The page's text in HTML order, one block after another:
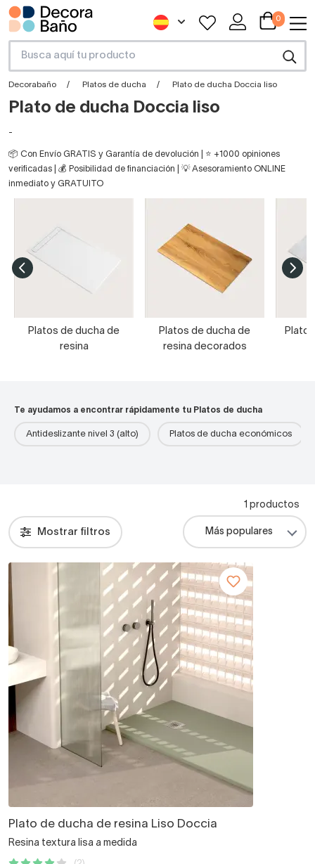
0
Decorabaño Platos de ducha Plato de ducha Doccia liso
Plato de ducha Doccia liso
-
📦 Con Envío GRATIS y Garantía de devolución | ⭐ +1000 opiniones
verificadas | 💰 Posibilidad de financiación | 💡 Asesoramiento ONLINE
inmediato y GRATUITO
Platos de ducha de
resina
Platos de ducha de
resina decorados
Te ayudamos a encontrar rápidamente tu Platos de ducha
Antideslizante nivel 3 (alto) Platos de ducha económicos
Mostrar filtros
1 productos
Plato de ducha de resina Liso Doccia
Resina textura lisa a medida